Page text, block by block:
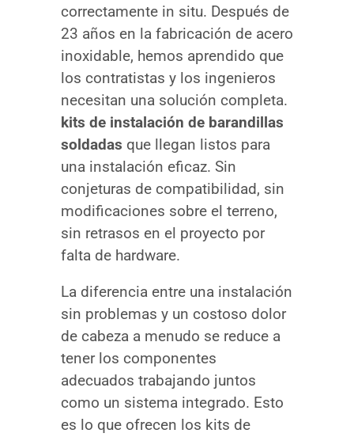
correctamente in situ. Después de
23 años en la fabricación de acero
inoxidable, hemos aprendido que
los contratistas y los ingenieros
necesitan una solución completa.
kits de instalación de barandillas
soldadas que llegan listos para
una instalación eficaz. Sin
conjeturas de compatibilidad, sin
modificaciones sobre el terreno,
sin retrasos en el proyecto por
falta de hardware.
La diferencia entre una instalación
sin problemas y un costoso dolor
de cabeza a menudo se reduce a
tener los componentes
adecuados trabajando juntos
como un sistema integrado. Esto
es lo que ofrecen los kits de